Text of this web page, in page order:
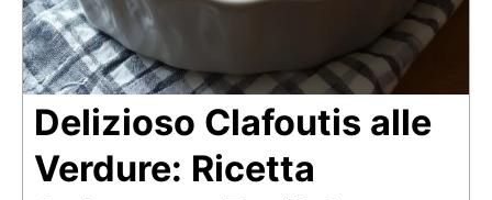
Delizioso Clafoutis alle
Verdure: Ricetta